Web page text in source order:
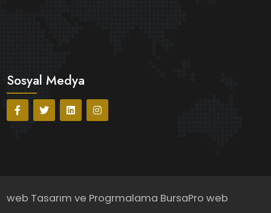
Sosyal Medya
web Tasarım ve Progrmalama BursaPro web